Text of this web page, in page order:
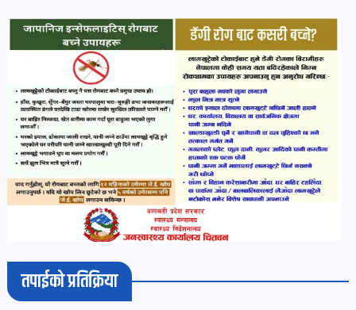
पडकास्ट
पोष्ट
व्यक्ति-
व्यक्तित्व
पोष्ट
विचार-
तपाईको प्रतिक्रिया